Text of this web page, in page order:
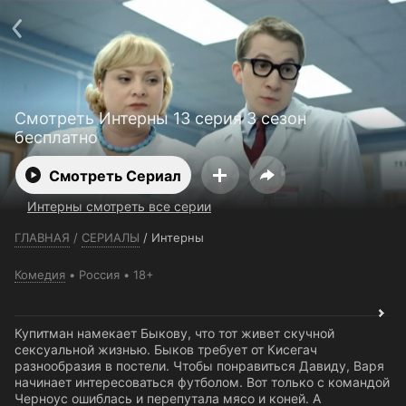
Смотреть Интерны 13 серия 3 сезон
бесплатно
Смотреть Сериал
Интерны смотреть все серии
ГЛАВНАЯ / СЕРИАЛЫ / Интерны
Комедия Россия 18+
Купитман намекает Быкову, что тот живет скучной
сексуальной жизнью. Быков требует от Кисегач
разнообразия в постели. Чтобы понравиться Давиду, Варя
начинает интересоваться футболом. Вот только с командой
Черноус ошиблась и перепутала мясо и коней. А
+7 (727) 323 10 92
Пользовательское соглашение
Политика конфиденциальности
Открыть приложение
Ввести промокод